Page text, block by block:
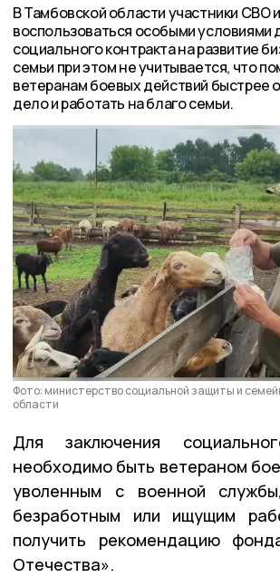
В Тамбовской области участники СВО
воспользоваться особыми условиями
социального контракта на развитие
семьи при этом не учитывается, что
ветеранам боевых действий быстрее
дело и работать на благо семьи.
Фото: министерство социальной защиты и
области
Для заключения
необходимо быть ветераном
уволенным с военной
безработным или ищущим
получить рекомендацию
Отечества».